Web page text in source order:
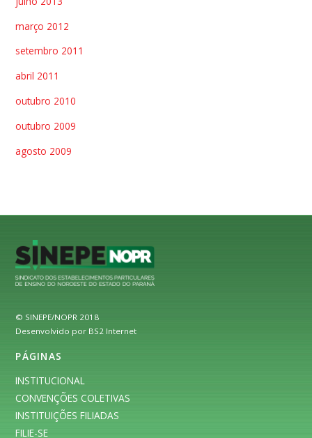
março 2012
setembro 2011
abril 2011
outubro 2010
outubro 2009
agosto 2009
© SINEPE/NOPR 2018
Desenvolvido por BS2 Internet
PÁGINAS
INSTITUCIONAL
CONVENÇÕES COLETIVAS
INSTITUIÇÕES FILIADAS
FILIE-SE